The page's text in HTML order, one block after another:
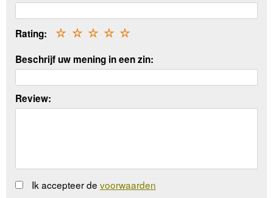
Rating: ☆
☆
☆
☆
☆
Beschrijf uw mening in een zin:
Review:
Ik accepteer de voorwaarden